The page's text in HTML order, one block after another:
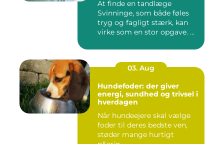
At finde en tandlæge
Svinninge, som både føles
tryg og fagligt stærk, kan
virke som en stor opgave. ...
03. Aug
Hundefoder: der giver
energi, sundhed og trivsel i
hverdagen
Når hundeejere skal vælge
foder til deres bedste ven,
støder mange hurtigt